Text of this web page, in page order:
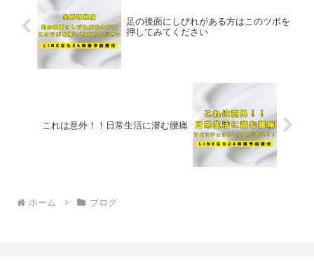
足の後面にしびれがある方はこのツボを
押してみてください
これは意外！！日常生活に潜む腰痛
ホーム ブログ